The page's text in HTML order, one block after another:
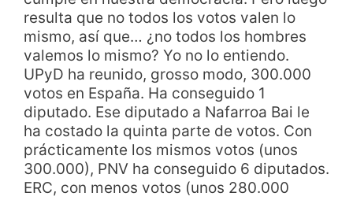
resulta que no todos los votos valen lo
mismo, así que… ¿no todos los hombres
valemos lo mismo? Yo no lo entiendo.
UPyD ha reunido, grosso modo, 300.000
votos en España. Ha conseguido 1
diputado. Ese diputado a Nafarroa Bai le
ha costado la quinta parte de votos. Con
prácticamente los mismos votos (unos
300.000), PNV ha conseguido 6 diputados.
ERC, con menos votos (unos 280.000